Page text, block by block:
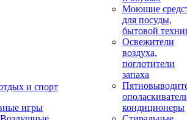
и спорт
игры
Моющие
для посуды,
бытовой
Освежители
воздуха,
поглотители
запаха
кондиционеры